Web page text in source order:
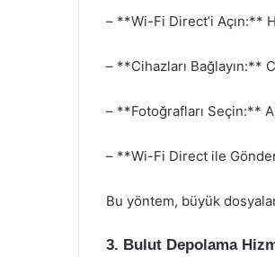
– **Wi-Fi Direct’i Açın:**
– **Cihazları Bağlayın:**
– **Fotoğrafları Seçin:**
– **Wi-Fi Direct ile
Bu yöntem, büyük
3. Bulut Depolama